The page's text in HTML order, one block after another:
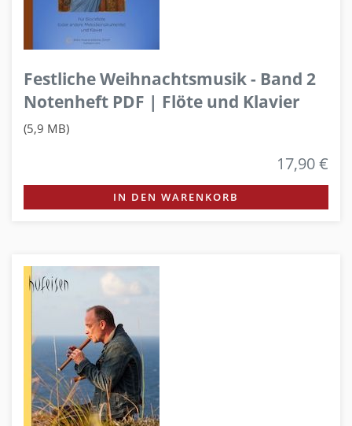
Festliche Weihnachtsmusik - Band 2
Notenheft PDF | Flöte und Klavier
(5,9 MB)
17,90 €
IN DEN WARENKORB